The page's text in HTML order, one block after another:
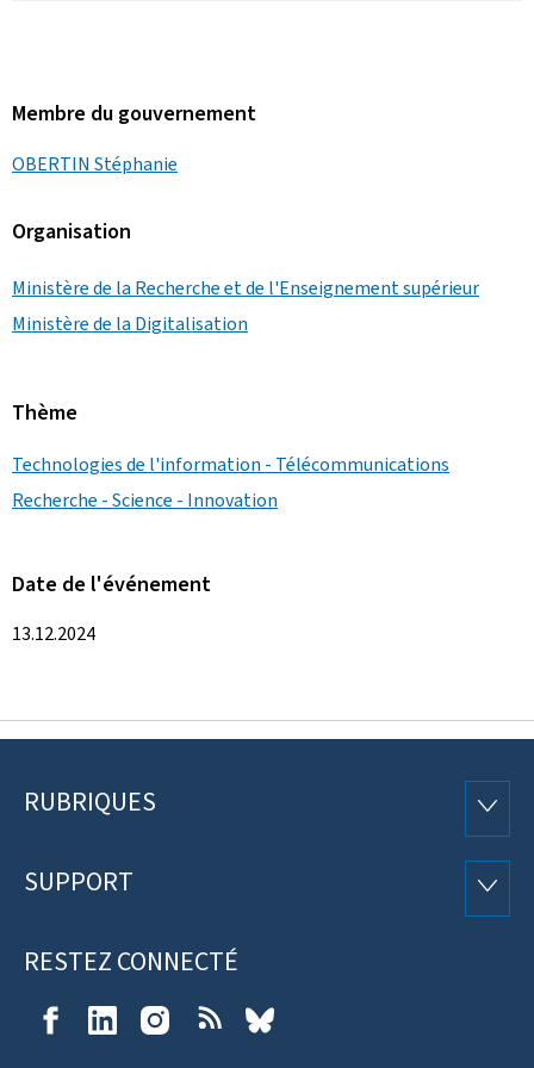
Membre du gouvernement
OBERTIN Stéphanie
Organisation
Ministère de la Recherche et de l'Enseignement supérieur
Ministère de la Digitalisation
Thème
Technologies de l'information - Télécommunications
Recherche - Science - Innovation
Date de l'événement
13.12.2024
Pied
page
RUBRIQUES
SUPPORT
RESTEZ CONNECTÉ
FacebookLinkedIn InstagramRSS